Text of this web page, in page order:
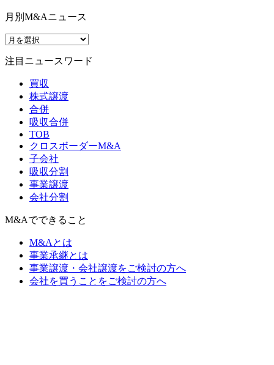
月別M&Aニュース
注目ニュースワード
買収
株式譲渡
合併
吸収合併
TOB
クロスボーダーM&A
子会社
吸収分割
事業譲渡
会社分割
M&Aでできること
M&Aとは
事業承継とは
事業譲渡・会社譲渡をご検討の方へ
会社を買うことをご検討の方へ